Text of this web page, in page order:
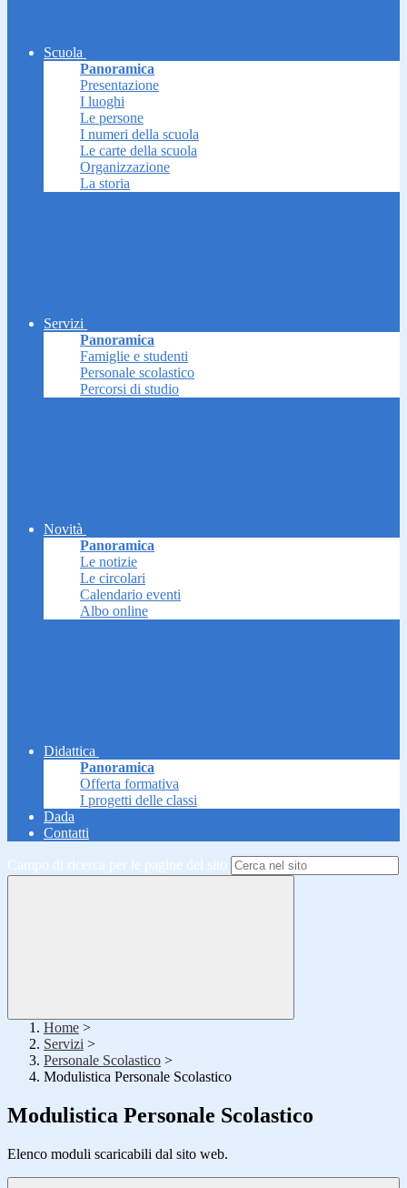
Scuola
Panoramica
Presentazione
I luoghi
Le persone
I numeri della scuola
Le carte della scuola
Organizzazione
La storia
Servizi
Panoramica
Famiglie e studenti
Personale scolastico
Percorsi di studio
Novità
Panoramica
Le notizie
Le circolari
Calendario eventi
Albo online
Didattica
Panoramica
Offerta formativa
I progetti delle classi
Dada
Contatti
Campo di ricerca per le pagine del sito
Home >
Servizi >
Personale Scolastico >
Modulistica Personale Scolastico
Modulistica Personale Scolastico
Elenco moduli scaricabili dal sito web.